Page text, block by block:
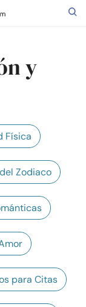
y
Física
Zodiaco
para Citas